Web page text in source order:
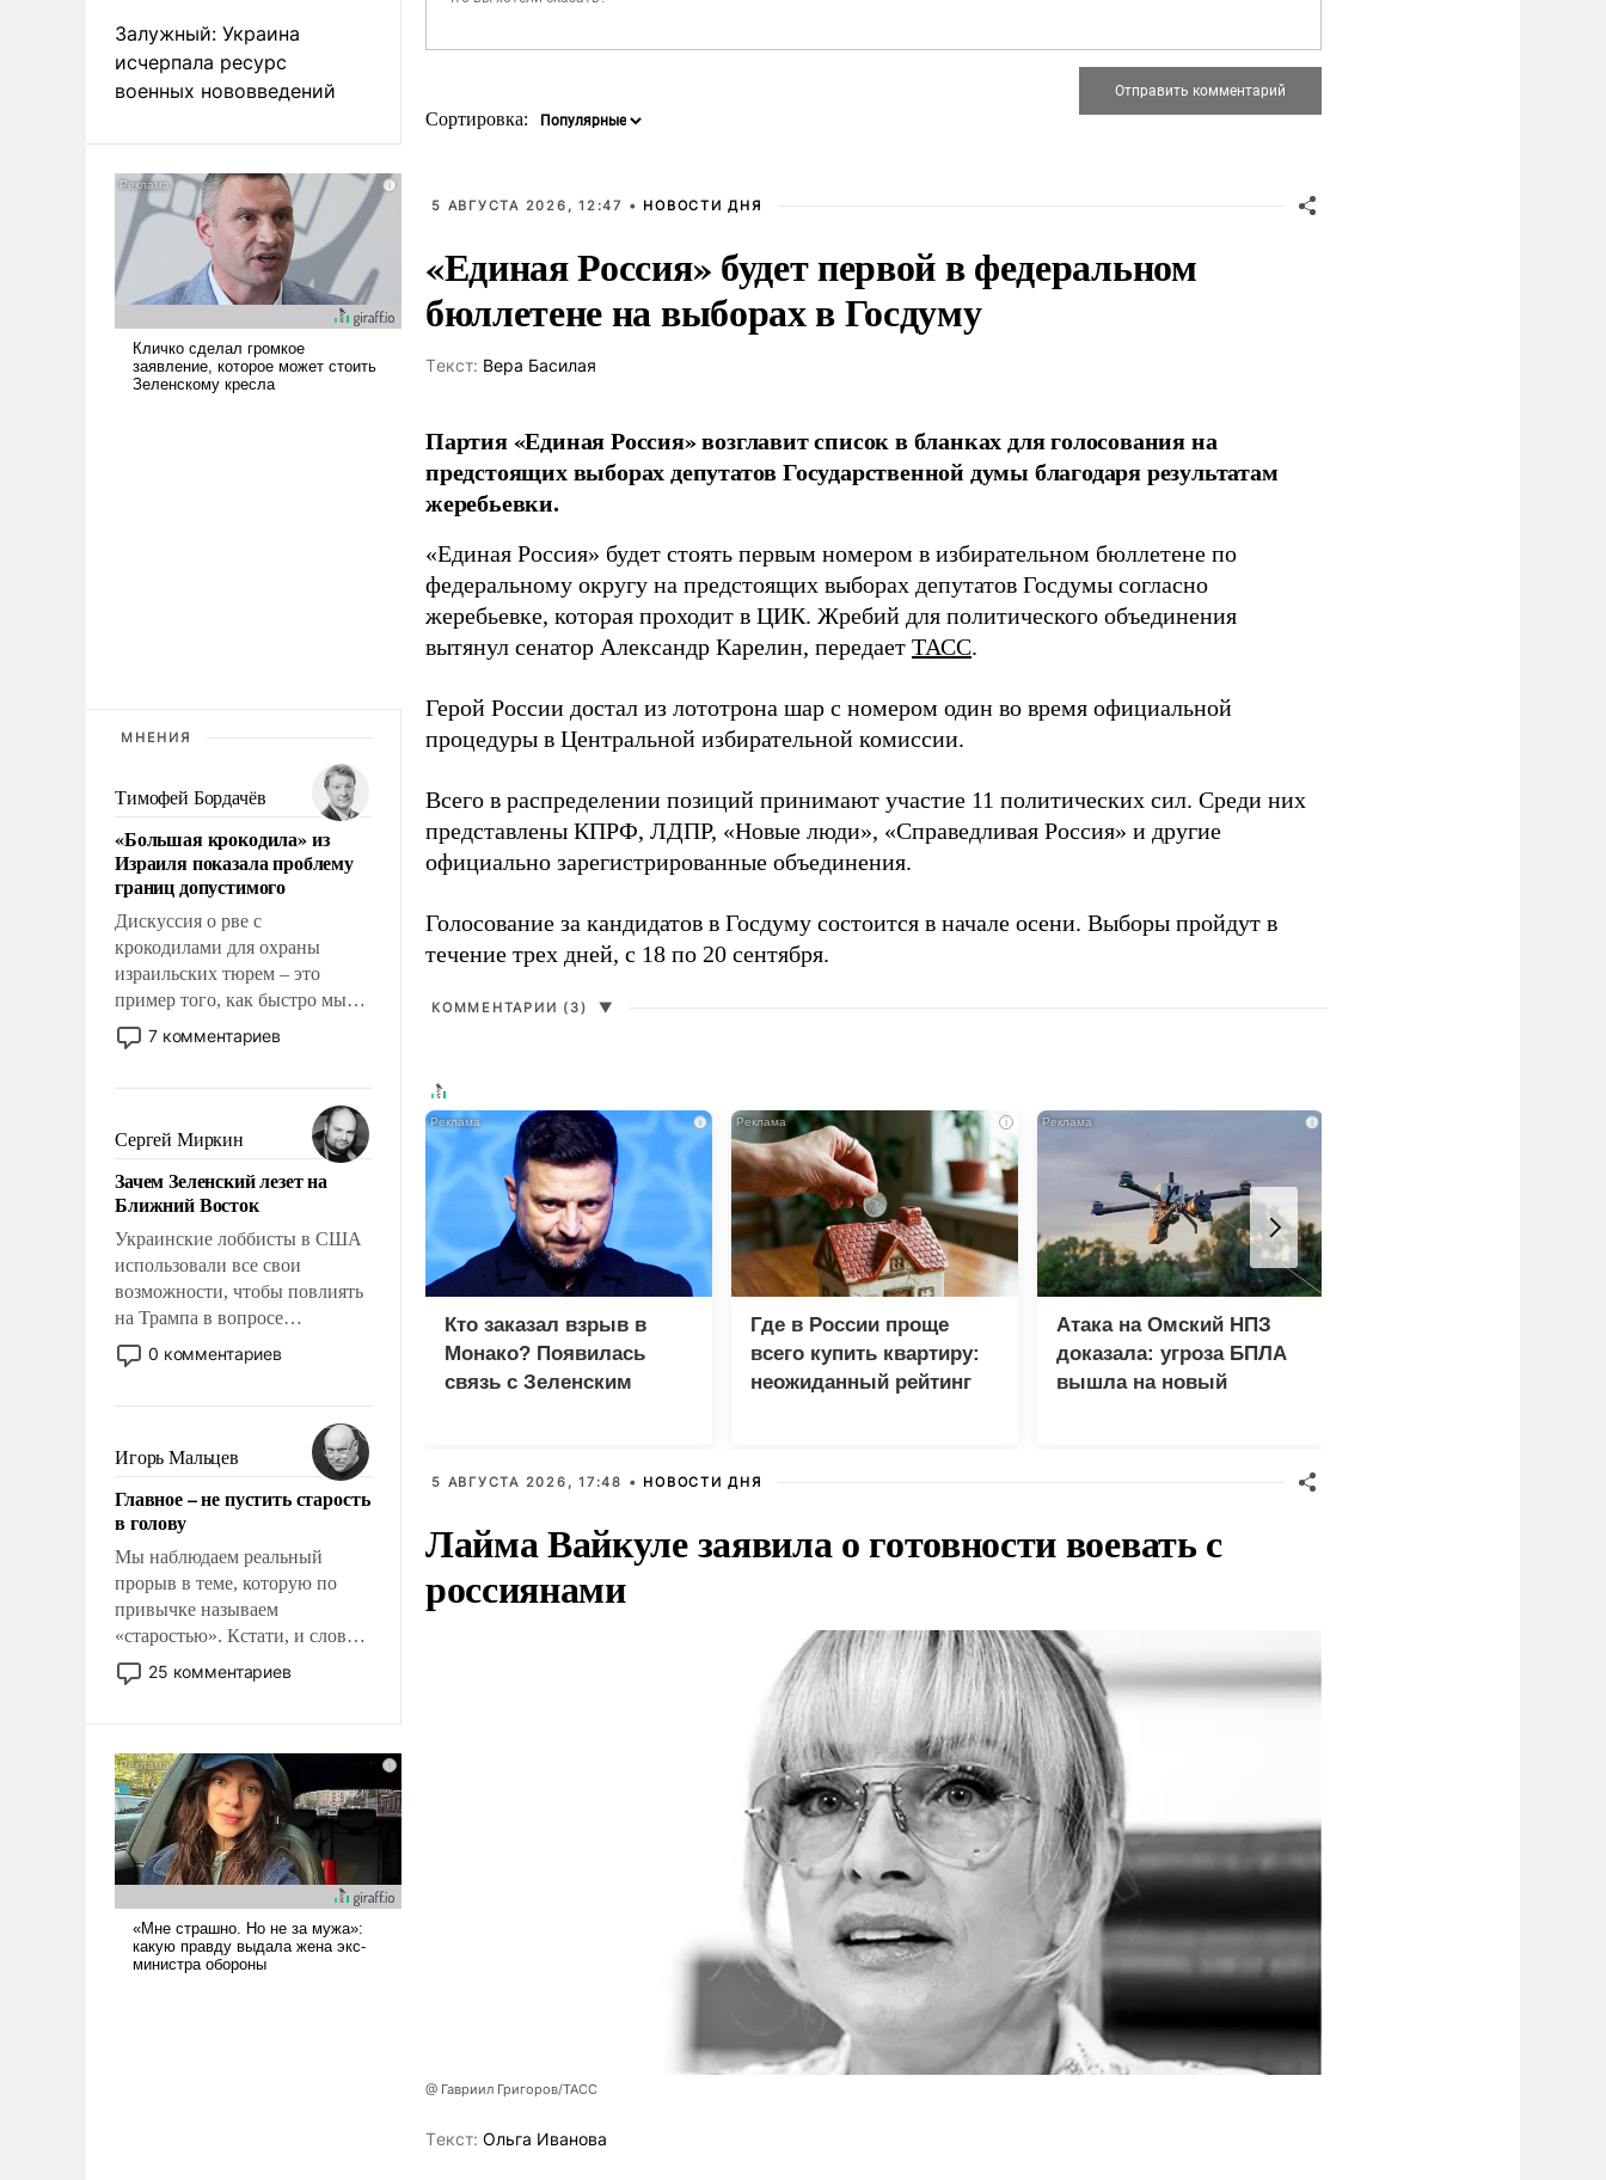
Залужный: Украина
исчерпала ресурс
военных нововведений
МНЕНИЯ
Тимофей Бордачёв
«Большая крокодила» из
Израиля показала проблему
границ допустимого
Дискуссия о рве с
крокодилами для охраны
израильских тюрем – это
пример того, как быстро мы
двигаемся по пути
революционных изменений.
псевдонаучной фантастики,
стало всерьез обсуждаемой
идеей.
7 комментариев
Сергей Миркин
Зачем Зеленский лезет на
Ближний Восток
Украинские лоббисты в США
использовали все свои
возможности, чтобы повлиять
на Трампа в вопросе
предоставления вооружений
своим нанимателям. Вероятно,
консультирует Киев, пришла в
голову мысль: хорошо бы
продемонстрировать, что
Украина вступила в
вооруженное противостояние
с Ираном.
0 комментариев
Игорь Мальцев
Главное – не пустить старость
в голову
Мы наблюдаем реальный
прорыв в теме, которую по
привычке называем
«старостью». Кстати, и слово-
то это уже стараются не
использовать – так же, как
что оно уже несет негативные
коннотации.
25 комментариев
Сортировка:
5 АВГУСТА 2026, 12:47 • НОВОСТИ ДНЯ
«Единая Россия» будет первой в федеральном
бюллетене на выборах в Госдуму
Tекст: Вера Басилая
Партия «Единая Россия» возглавит список в бланках для голосования на
предстоящих выборах депутатов Государственной думы благодаря результатам
жеребьевки.
«Единая Россия» будет стоять первым номером в избирательном бюллетене по
федеральному округу на предстоящих выборах депутатов Госдумы согласно
жеребьевке, которая проходит в ЦИК. Жребий для политического объединения
вытянул сенатор Александр Карелин, передает ТАСС.
Герой России достал из лототрона шар с номером один во время официальной
процедуры в Центральной избирательной комиссии.
Всего в распределении позиций принимают участие 11 политических сил. Среди них
представлены КПРФ, ЛДПР, «Новые люди», «Справедливая Россия» и другие
официально зарегистрированные объединения.
Голосование за кандидатов в Госдуму состоится в начале осени. Выборы пройдут в
течение трех дней, с 18 по 20 сентября.
КОММЕНТАРИИ (3) ▼
i
Кто заказал взрыв в
Монако? Появилась
связь с Зеленским
i
Где в России проще
всего купить квартиру:
неожиданный рейтинг
i
Атака на Омский НПЗ
доказала: угроза БПЛА
вышла на новый
5 АВГУСТА 2026, 17:48 • НОВОСТИ ДНЯ
Лайма Вайкуле заявила о готовности воевать с
россиянами
@ Гавриил Григоров/ТАСС
Tекст: Ольга Иванова